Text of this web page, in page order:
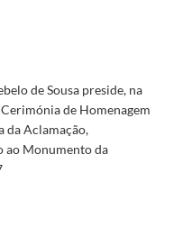
de Sousa preside, na
de Homenagem
da Aclamação,
ao Monumento da